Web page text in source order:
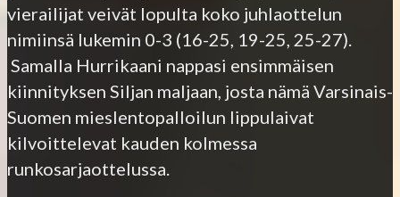
vierailijat veivät lopulta koko juhlaottelun
nimiinsä lukemin 0-3 (16-25, 19-25, 25-27).
Samalla Hurrikaani nappasi ensimmäisen
kiinnityksen Siljan maljaan, josta nämä Varsinais-
Suomen mieslentopalloilun lippulaivat
kilvoittelevat kauden kolmessa
runkosarjaottelussa.